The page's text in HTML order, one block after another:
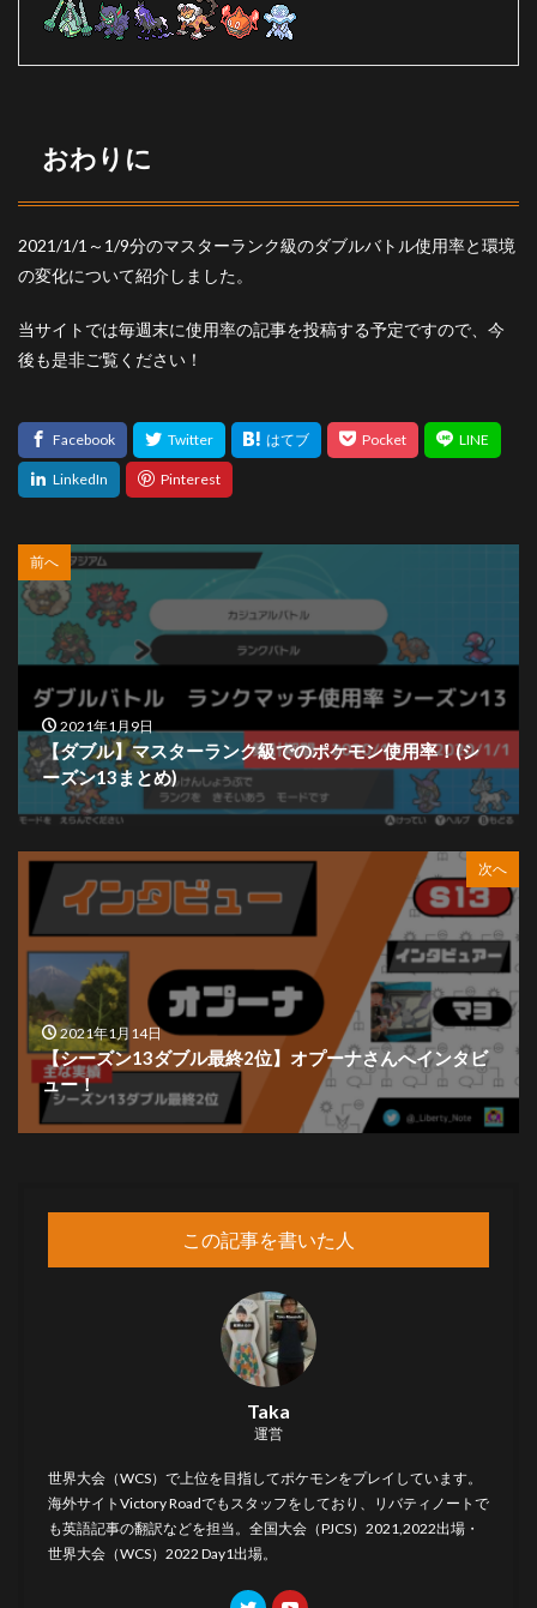
おわりに
2021/1/1～1/9分のマスターランク級のダブルバトル使用率と環境
の変化について紹介しました。
当サイトでは毎週末に使用率の記事を投稿する予定ですので、今
後も是非ご覧ください！
前へ
2021年1月9日
【ダブル】マスターランク級でのポケモン使用率！(シ
ーズン13まとめ)
次へ
2021年1月14日
【シーズン13ダブル最終2位】オプーナさんへインタビ
ュー！
この記事を書いた人
Taka
運営
世界大会（WCS）で上位を目指してポケモンをプレイしています。
海外サイト Victory Roadでもスタッフをしており、リバティノートで
も英語記事の翻訳などを担当。全国大会（PJCS）2021,2022出場・
世界大会（WCS）2022 Day1出場。